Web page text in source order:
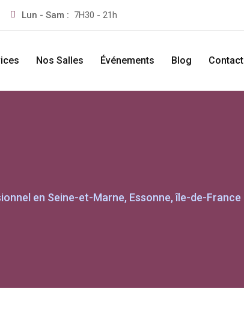
Lun - Sam : 7H30 - 21h
Nos Salles Événements Blog Contact
en Seine-et-Marne, Essonne, île-de-France